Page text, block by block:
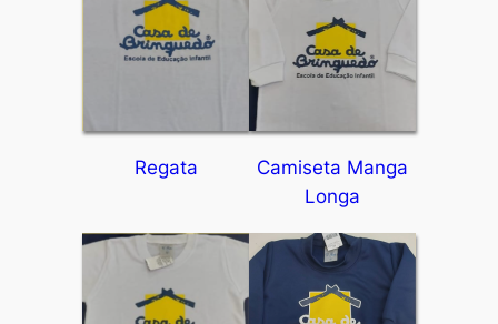
Regata
Camiseta Manga
Longa